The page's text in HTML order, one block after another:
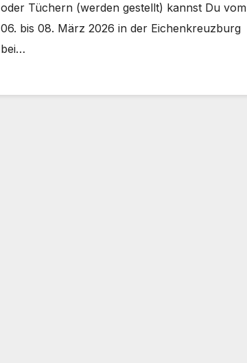
oder Tüchern (werden gestellt) kannst Du vom
06. bis 08. März 2026 in der Eichenkreuzburg
bei…